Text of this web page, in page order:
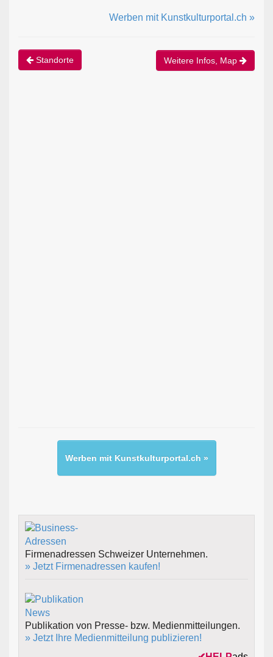
Werben mit Kunstkulturportal.ch »
Standorte Weitere Infos, Map
Werben mit Kunstkulturportal.ch »
Firmenadressen Schweizer Unternehmen.
» Jetzt Firmenadressen kaufen!
Publikation von Presse- bzw. Medienmitteilungen.
» Jetzt Ihre Medienmitteilung publizieren!